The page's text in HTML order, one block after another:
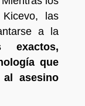
las
a la
exactos,
que
asesino